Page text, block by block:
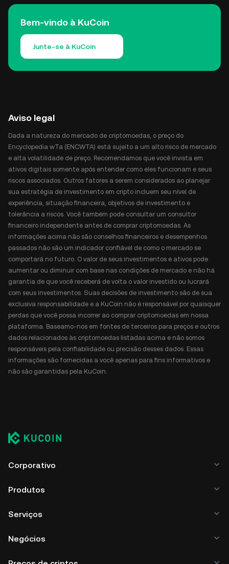
Bem-vindo à KuCoin
Junte-se à KuCoin
Aviso legal
Dada a natureza do mercado de criptomoedas, o preço do
Encyclopedia wTa (ENCWTA) está sujeito a um alto risco de mercado
e alta volatilidade de preço. Recomendamos que você invista em
ativos digitais somente após entender como eles funcionam e seus
riscos associados. Outros fatores a serem considerados ao planejar
sua estratégia de investimento em cripto incluem seu nível de
experiência, situação financeira, objetivos de investimento e
tolerância a riscos. Você também pode consultar um consultor
financeiro independente antes de comprar criptomoedas. As
informações acima não são conselhos financeiros e desempenhos
passados não são um indicador confiável de como o mercado se
comportará no futuro. O valor de seus investimentos e ativos pode
aumentar ou diminuir com base nas condições de mercado e não há
garantia de que você receberá de volta o valor investido ou lucrará
com seus investimentos. Suas decisões de investimento são de sua
exclusiva responsabilidade e a KuCoin não é responsável por quaisquer
perdas que você possa incorrer ao comprar criptomoedas em nossa
plataforma. Baseamo-nos em fontes de terceiros para preços e outros
dados relacionados às criptomoedas listadas acima e não somos
responsáveis pela confiabilidade ou precisão desses dados. Essas
informações são fornecidas a você apenas para fins informativos e
não são garantidas pela KuCoin.
Corporativo
Produtos
Serviços
Negócios